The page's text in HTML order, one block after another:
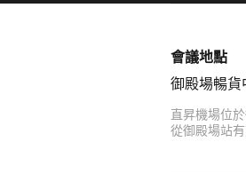
會議地點
御殿場暢貨
直昇機場位
從御殿場站